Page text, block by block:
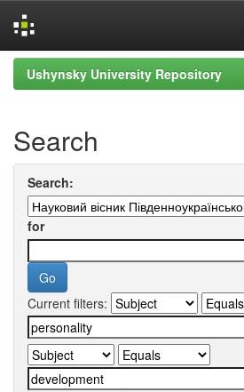
Skip
navigation
Ushynsky University Repository
Search
Search:
for
Current filters: